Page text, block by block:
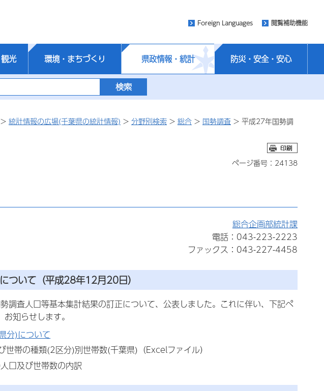
Foreign Languages 閲覧補助機能
光 環境・まちづくり 県政情報・統計 防災・安全・安心
> 統計情報の広場(千葉県の統計情報) > 分野別検索 > 総合 > 国勢調査 > 平成27年国勢調
ページ番号：24138
総合企画部統計課
電話：043-223-2223
ファックス：043-227-4458
ついて（平成28年12月20日）
査人口等基本集計結果の訂正について、公表しました。これに伴い、下記ペ
知らせします。
分)について
帯の種類(2区分)別世帯数(千葉県)（Excelファイル）
口及び世帯数の内訳